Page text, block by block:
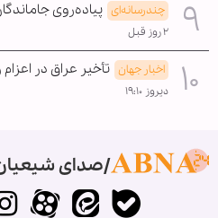
چندرسانه‌ای پیاده‌روی
۲ روز قبل
اخبار جهان تأخیر عراق در اعزام
دیروز ۱۹:۱۰
صدای